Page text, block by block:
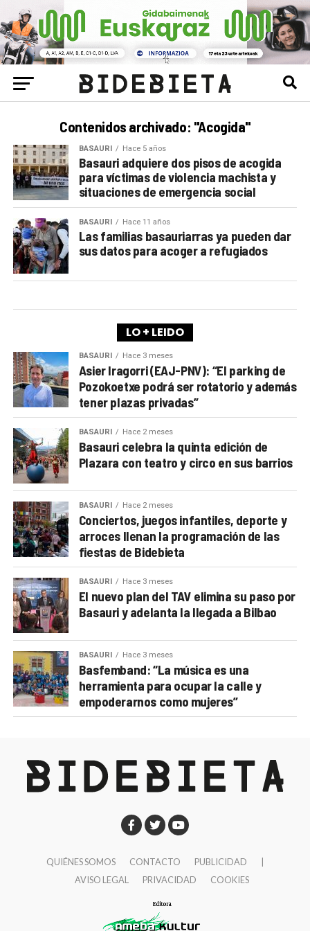
Contenidos archivado: "Acogida"
BASAURI Hace 5 años
Basauri adquiere dos pisos de acogida
para víctimas de violencia machista y
situaciones de emergencia social
BASAURI Hace 11 años
Las familias basauriarras ya pueden dar
sus datos para acoger a refugiados
LO + LEIDO
BASAURI Hace 3 meses
Asier Iragorri (EAJ-PNV): “El parking de
Pozokoetxe podrá ser rotatorio y además
tener plazas privadas”
BASAURI Hace 2 meses
Basauri celebra la quinta edición de
Plazara con teatro y circo en sus barrios
BASAURI Hace 2 meses
Conciertos, juegos infantiles, deporte y
arroces llenan la programación de las
fiestas de Bidebieta
BASAURI Hace 3 meses
El nuevo plan del TAV elimina su paso por
Basauri y adelanta la llegada a Bilbao
BASAURI Hace 3 meses
Basfemband: “La música es una
herramienta para ocupar la calle y
empoderarnos como mujeres”
QUIÉNES SOMOS CONTACTO PUBLICIDAD
AVISO LEGAL
PRIVACIDAD COOKIES